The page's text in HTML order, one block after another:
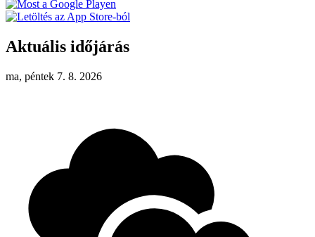
Aktuális időjárás
ma, péntek 7. 8. 2026